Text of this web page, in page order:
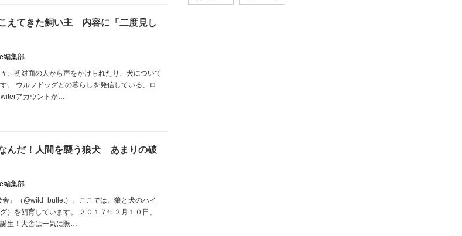
えてきた飼い主 内容に「二度見し
編集部
、初対面の人から声をかけられたり、犬について
。 ウルフドッグとの暮らしを発信している、ロ
アカウントが…
んだ！人間を襲う狼犬 あまりの破
編集部
』（@wild_bullet）。ここでは、狼と犬のハイ
）を飼育しています。 ２０１７年２月１０日、
生！犬舎は一気に賑…